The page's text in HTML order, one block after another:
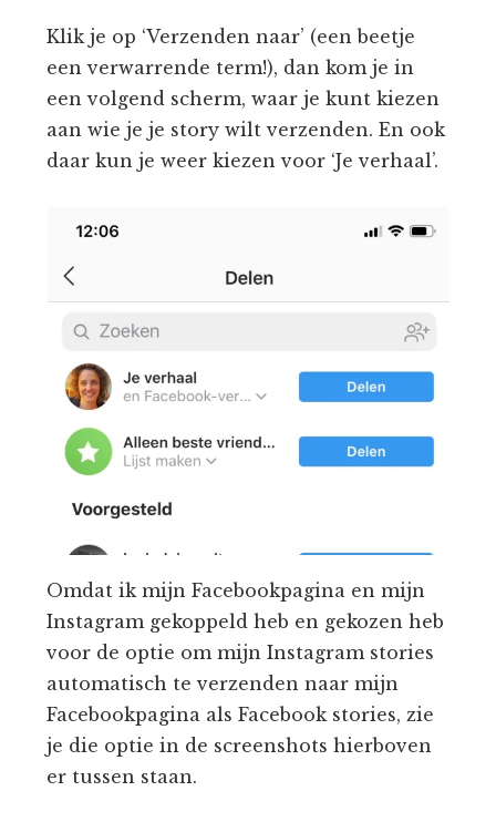
Klik je op ‘Verzenden naar’ (een beetje
een verwarrende term!), dan kom je in
een volgend scherm, waar je kunt kiezen
aan wie je je story wilt verzenden. En ook
daar kun je weer kiezen voor ‘Je verhaal’.
Omdat ik mijn Facebookpagina en mijn
Instagram gekoppeld heb en gekozen heb
voor de optie om mijn Instagram stories
automatisch te verzenden naar mijn
Facebookpagina als Facebook stories, zie
je die optie in de screenshots hierboven
er tussen staan.